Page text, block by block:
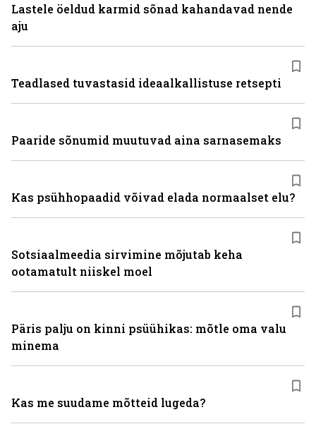
Lastele öeldud karmid sõnad kahandavad nende
aju
Teadlased tuvastasid ideaalkallistuse retsepti
Paaride sõnumid muutuvad aina sarnasemaks
Kas psühhopaadid võivad elada normaalset elu?
Sotsiaalmeedia sirvimine mõjutab keha
ootamatult niiskel moel
Päris palju on kinni psüühikas: mõtle oma valu
minema
Kas me suudame mõtteid lugeda?